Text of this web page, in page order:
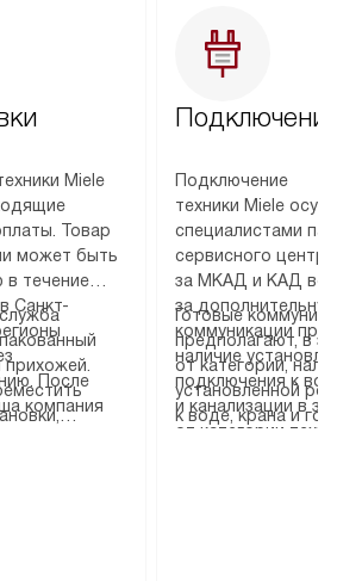
Miele
Товар
может быть
в течение
Санкт-
После
компания
Подключение
техники Miele
специалистами
сервисного
за МКАД и КАД
за
коммуникации
наличие
подключения к
и канализации в
от категории
Готовые
предполагают, в
от категории,
установленной
к воде, крана и